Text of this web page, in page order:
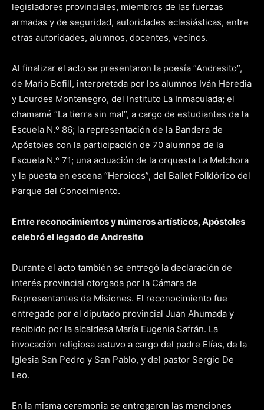
legisladores provinciales, miembros de las fuerzas
armadas y de seguridad, autoridades eclesiásticas, entre
otras autoridades, alumnos, docentes, vecinos.
Al finalizar el acto se presentaron la poesía “Andresito”,
de Mario Bofill, interpretada por los alumnos Iván Heredia
y Lourdes Montenegro, del Instituto La Inmaculada; el
chamamé “La tierra sin mal”, a cargo de estudiantes de la
Escuela N.º 86; la representación de la Bandera de
Apóstoles con la participación de 70 alumnos de la
Escuela N.º 71; una actuación de la orquesta La Melchora
y la puesta en escena “Heroicos”, del Ballet Folklórico del
Parque del Conocimiento.
Entre reconocimientos y números artísticos, Apóstoles
celebró el legado de Andresito
Durante el acto también se entregó la declaración de
interés provincial otorgada por la Cámara de
Representantes de Misiones. El reconocimiento fue
entregado por el diputado provincial Juan Ahumada y
recibido por la alcaldesa María Eugenia Safrán. La
invocación religiosa estuvo a cargo del padre Elías, de la
Iglesia San Pedro y San Pablo, y del pastor Sergio De
Leo.
En la misma ceremonia se entregaron las menciones